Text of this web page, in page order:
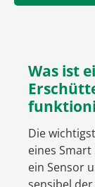
Was ist
Die
eines
ein Sensor